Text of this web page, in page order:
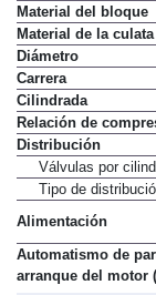
Material del bloque
Material de la culata
Diámetro
Carrera
Cilindrada
Relación de
Distribución
Válvulas por
Tipo de
Alimentación
Automatismo de
arranque del motor